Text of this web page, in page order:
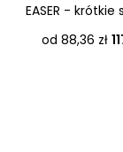
EASER - krótkie
od 88,36 zł